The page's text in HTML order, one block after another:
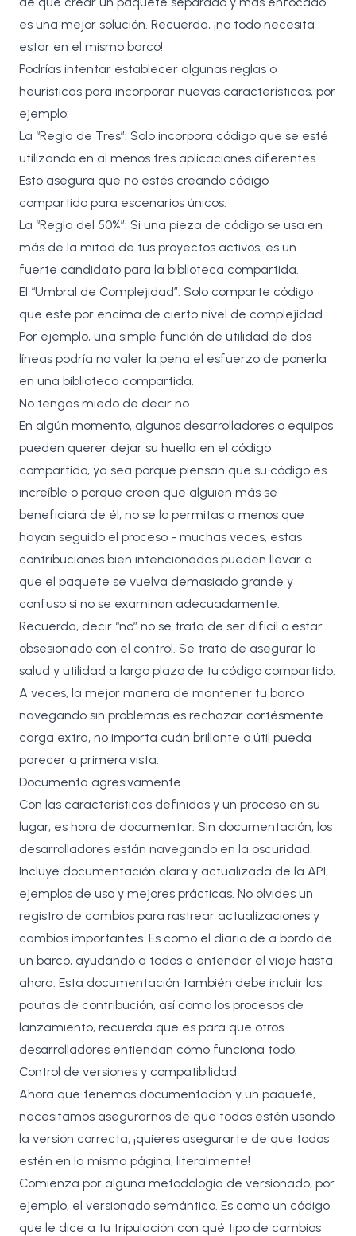
es una mejor solución. Recuerda, ¡no todo necesita
estar en el mismo barco!
Podrías intentar establecer algunas reglas o
heurísticas para incorporar nuevas características, por
ejemplo:
La “Regla de Tres”: Solo incorpora código que se esté
utilizando en al menos tres aplicaciones diferentes.
Esto asegura que no estés creando código
compartido para escenarios únicos.
La “Regla del 50%”: Si una pieza de código se usa en
más de la mitad de tus proyectos activos, es un
fuerte candidato para la biblioteca compartida.
El “Umbral de Complejidad”: Solo comparte código
que esté por encima de cierto nivel de complejidad.
Por ejemplo, una simple función de utilidad de dos
líneas podría no valer la pena el esfuerzo de ponerla
en una biblioteca compartida.
No tengas miedo de decir no
En algún momento, algunos desarrolladores o equipos
pueden querer dejar su huella en el código
compartido, ya sea porque piensan que su código es
increíble o porque creen que alguien más se
beneficiará de él; no se lo permitas a menos que
hayan seguido el proceso - muchas veces, estas
contribuciones bien intencionadas pueden llevar a
que el paquete se vuelva demasiado grande y
confuso si no se examinan adecuadamente.
Recuerda, decir “no” no se trata de ser difícil o estar
obsesionado con el control. Se trata de asegurar la
salud y utilidad a largo plazo de tu código compartido.
A veces, la mejor manera de mantener tu barco
navegando sin problemas es rechazar cortésmente
carga extra, no importa cuán brillante o útil pueda
parecer a primera vista.
Documenta agresivamente
Con las características definidas y un proceso en su
lugar, es hora de documentar. Sin documentación, los
desarrolladores están navegando en la oscuridad.
Incluye documentación clara y actualizada de la API,
ejemplos de uso y mejores prácticas. No olvides un
registro de cambios para rastrear actualizaciones y
cambios importantes. Es como el diario de a bordo de
un barco, ayudando a todos a entender el viaje hasta
ahora. Esta documentación también debe incluir las
pautas de contribución, así como los procesos de
lanzamiento, recuerda que es para que otros
desarrolladores entiendan cómo funciona todo.
Control de versiones y compatibilidad
Ahora que tenemos documentación y un paquete,
necesitamos asegurarnos de que todos estén usando
la versión correcta, ¡quieres asegurarte de que todos
estén en la misma página, literalmente!
Comienza por alguna metodología de versionado, por
ejemplo, el versionado semántico. Es como un código
que le dice a tu tripulación con qué tipo de cambios